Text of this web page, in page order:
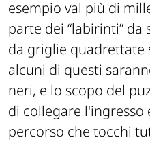
esempio val più di
parte dei “labirinti”
da griglie quadrettate
alcuni di questi
neri, e lo scopo del
di collegare l'ingresso
percorso che tocchi